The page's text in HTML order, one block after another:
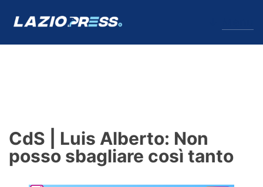
Formello
CdS | Luis Alberto: Non
posso sbagliare così tanto